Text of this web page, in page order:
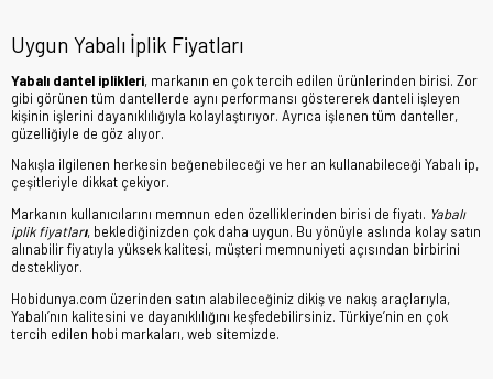
Uygun Yabalı İplik Fiyatları
Yabalı dantel iplikleri, markanın en çok tercih edilen ürünlerinden birisi. Zor
gibi görünen tüm dantellerde aynı performansı göstererek danteli işleyen
kişinin işlerini dayanıklılığıyla kolaylaştırıyor. Ayrıca işlenen tüm danteller,
güzelliğiyle de göz alıyor.
Nakışla ilgilenen herkesin beğenebileceği ve her an kullanabileceği Yabalı ip,
çeşitleriyle dikkat çekiyor.
Markanın kullanıcılarını memnun eden özelliklerinden birisi de fiyatı. Yabalı
iplik fiyatları, beklediğinizden çok daha uygun. Bu yönüyle aslında kolay satın
alınabilir fiyatıyla yüksek kalitesi, müşteri memnuniyeti açısından birbirini
destekliyor.
Hobidunya.com üzerinden satın alabileceğiniz dikiş ve nakış araçlarıyla,
Yabalı’nın kalitesini ve dayanıklılığını keşfedebilirsiniz. Türkiye’nin en çok
tercih edilen hobi markaları, web sitemizde.